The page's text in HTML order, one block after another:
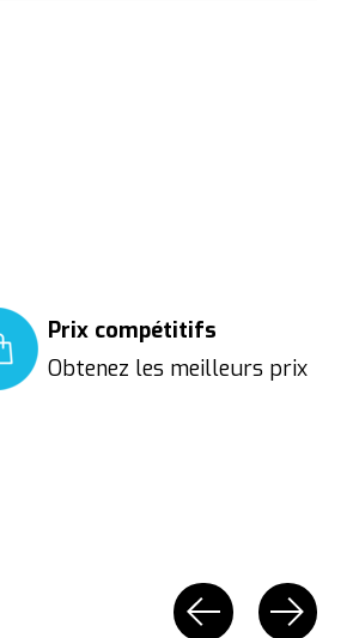
Prix compétitifs
Obtenez les meilleurs prix